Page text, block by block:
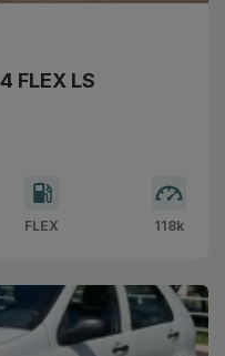
FLEX LS
FLEX 118k